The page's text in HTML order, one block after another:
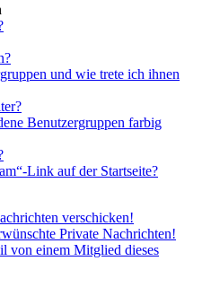
und wie trete ich ihnen
Benutzergruppen farbig
Link auf der Startseite?
verschicken!
Private Nachrichten!
von einem Mitglied dieses